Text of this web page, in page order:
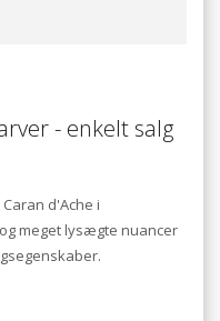
- enkelt salg
d'Ache i
meget lysægte nuancer